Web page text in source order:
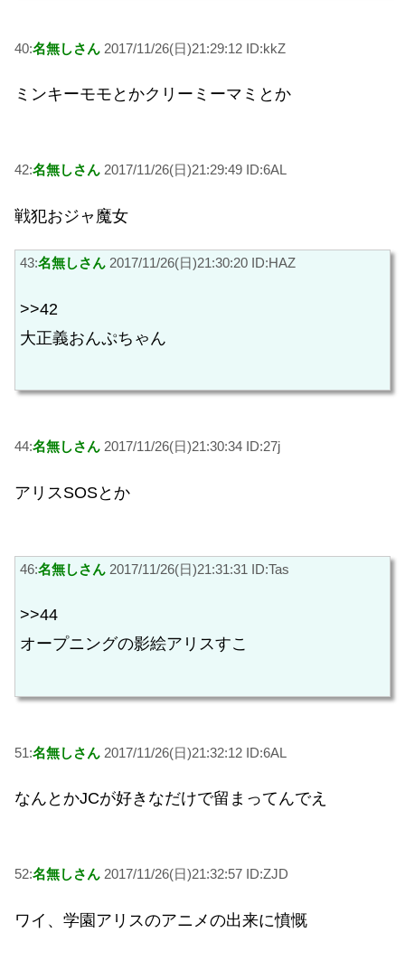
40:名無しさん 2017/11/26(日)21:29:12 ID:kkZ
ミンキーモモとかクリーミーマミとか
42:名無しさん 2017/11/26(日)21:29:49 ID:6AL
戦犯おジャ魔女
43:名無しさん 2017/11/26(日)21:30:20 ID:HAZ
>>42
大正義おんぷちゃん
44:名無しさん 2017/11/26(日)21:30:34 ID:27j
アリスSOSとか
46:名無しさん 2017/11/26(日)21:31:31 ID:Tas
>>44
オープニングの影絵アリスすこ
51:名無しさん 2017/11/26(日)21:32:12 ID:6AL
なんとかJCが好きなだけで留まってんでえ
52:名無しさん 2017/11/26(日)21:32:57 ID:ZJD
ワイ、学園アリスのアニメの出来に憤慨